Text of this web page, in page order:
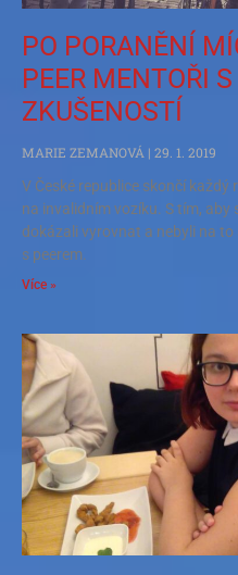
PO PORANĚNÍ
PEER MENTOŘI
ZKUŠENOSTÍ
MARIE ZEMANOVÁ
29. 1. 2019
V České republice skončí
na invalidním vozíku. S tím, aby
dokázali vyrovnat a nebyli na
s peerem.
Více »